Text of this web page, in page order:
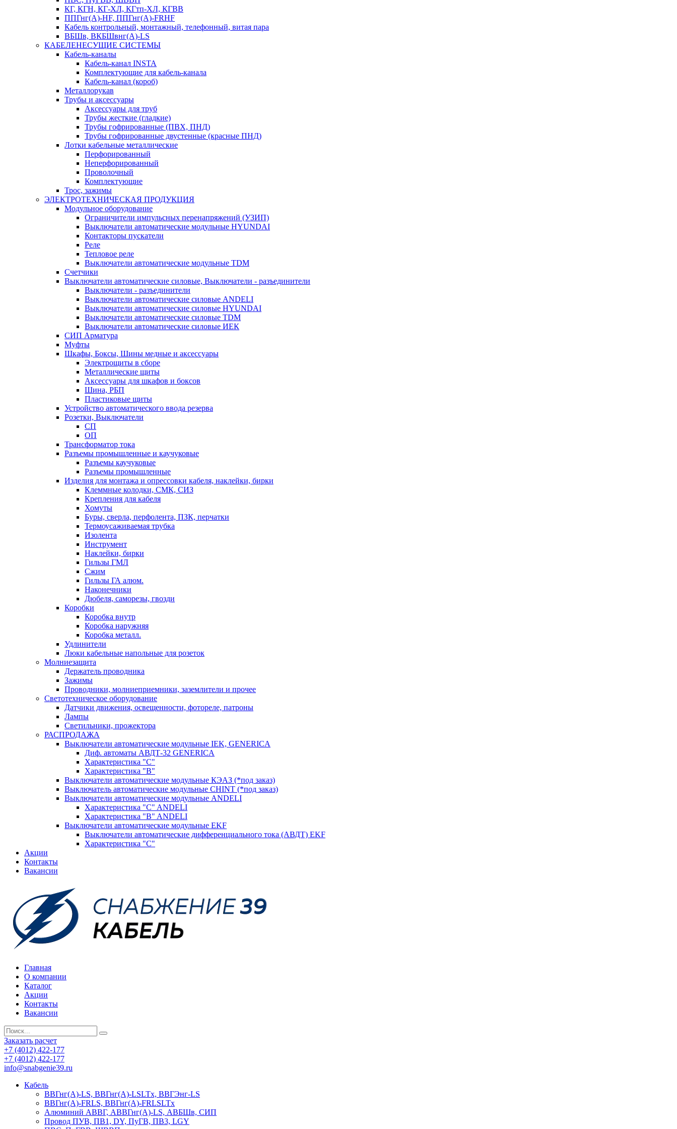
КГ, КГН, КГ-ХЛ, КГтп-ХЛ, КГВВ
ППГнг(А)-HF, ППГнг(А)-FRHF
Кабель контрольный, монтажный, телефонный, витая пара
ВБШв, ВКБШвнг(А)-LS
КАБЕЛЕНЕСУЩИЕ СИСТЕМЫ
Кабель-каналы
Кабель-канал INSTA
Комплектующие для кабель-канала
Кабель-канал (короб)
Металлорукав
Трубы и аксессуары
Аксессуары для труб
Трубы жесткие (гладкие)
Трубы гофрированные (ПВХ, ПНД)
Трубы гофрированные двустенные (красные ПНД)
Лотки кабельные металлические
Перфорированный
Неперфорированный
Проволочный
Комплектующие
Трос, зажимы
ЭЛЕКТРОТЕХНИЧЕСКАЯ ПРОДУКЦИЯ
Модульное оборудование
Ограничители импульсных перенапряжений (УЗИП)
Выключатели автоматические модульные HYUNDAI
Контакторы пускатели
Реле
Тепловое реле
Выключатели автоматические модульные TDM
Счетчики
Выключатели автоматические силовые, Выключатели - разъединители
Выключатели - разъединители
Выключатели автоматические силовые ANDELI
Выключатели автоматические силовые HYUNDAI
Выключатели автоматические силовые TDM
Выключатели автоматические силовые ИЕК
СИП Арматура
Муфты
Шкафы, Боксы, Шины медные и аксессуары
Электрощиты в сборе
Металлические щиты
Аксессуары для шкафов и боксов
Шина, РБП
Пластиковые щиты
Устройство автоматического ввода резерва
Розетки, Выключатели
СП
ОП
Трансформатор тока
Разъемы промышленные и каучуковые
Разъемы каучуковые
Разъемы промышленные
Изделия для монтажа и опрессовки кабеля, наклейки, бирки
Клеммные колодки, СМК, СИЗ
Крепления для кабеля
Хомуты
Буры, сверла, перфолента, ПЗК, перчатки
Термоусаживаемая трубка
Изолента
Инструмент
Наклейки, бирки
Гильзы ГМЛ
Сжим
Гильзы ГА алюм.
Наконечники
Дюбеля, саморезы, гвозди
Коробки
Коробка внутр
Коробка наружняя
Коробка металл.
Удлинители
Люки кабельные напольные для розеток
Молниезащита
Держатель проводника
Зажимы
Проводники, молниеприемники, заземлители и прочее
Светотехническое оборудование
Датчики движения, освещенности, фотореле, патроны
Лампы
Светильники, прожектора
РАСПРОДАЖА
Выключатели автоматические модульные IEK, GENERICA
Диф. автоматы АВДТ-32 GENERICA
Характеристика "С"
Характеристика "В"
Выключатели автоматические модульные КЭАЗ (*под заказ)
Выключатель автоматические модульные CHINT (*под заказ)
Выключатели автоматические модульные ANDELI
Характеристика "C" ANDELI
Характеристика "B" ANDELI
Выключатели автоматические модульные EKF
Выключатели автоматические дифференциального тока (АВДТ) EKF
Характеристика "С"
Акции
Контакты
Вакансии
Главная
О компании
Каталог
Акции
Контакты
Вакансии
Заказать расчет
+7 (4012) 422-177
+7 (4012) 422-177
info@snabgenie39.ru
Кабель
ВВГнг(А)-LS, ВВГнг(А)-LSLTx, ВВГЭнг-LS
ВВГнг(А)-FRLS, ВВГнг(А)-FRLSLTx
Алюминий АВВГ, АВВГнг(А)-LS, АВБШв, СИП
Провод ПУВ, ПВ1, DY, ПуГВ, ПВ3, LGY